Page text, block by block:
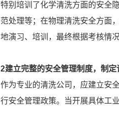
特别培训了化学清洗方面的安全
范处理等；在物理清洗安全方面
地演习、培训，最终根据考核情
2建立完整的安全管理制度，制
作为专业的清洗公司，应建立安
行安全管理政策。当开展具体工